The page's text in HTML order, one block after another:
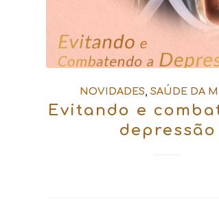
NOVIDADES, SAÚDE DA
Evitando e
depressão